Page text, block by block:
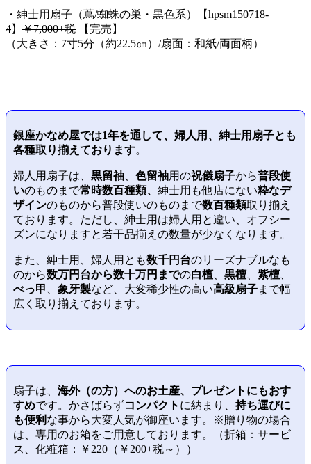
・紳士用扇子（蔦/蜘蛛の巣・黒色系）【hpsm150718-
4】 ￥7,000+税 【完売】
（大きさ：7寸5分（約22.5㎝）/扇面：和紙/両面柄）
銀座かなめ屋では1年を通して、婦人用、紳士用扇子とも
各種取り揃えております。
婦人用扇子は、 黒留袖、 色留袖用の祝儀扇子から普段使
いのものまで常時数百種類、 紳士用も他店にない粋なデ
ザインのものから普段使いのものまで数百種類取り揃え
ております。ただし、紳士用は婦人用と違い、オフシー
ズンになりますと若干品揃えの数量が少なくなります。
また、紳士用、婦人用とも数千円台のリーズナブルなも
のから数万円台から数十万円までの白檀、 黒檀、 紫檀、
べっ甲 、 象牙製など、大変稀少性の高い高級扇子まで幅
広く取り揃えております。
扇子は、 海外（の方）へのお土産、プレゼントにもおす
すめです。かさばらずコンパクト に納まり、 持ち運びに
も便利 な事から大変人気が御座います。※贈り物の場合
は、専用のお箱をご用意しております。（折箱：サービ
ス、化粧箱：￥220（￥200+税～））